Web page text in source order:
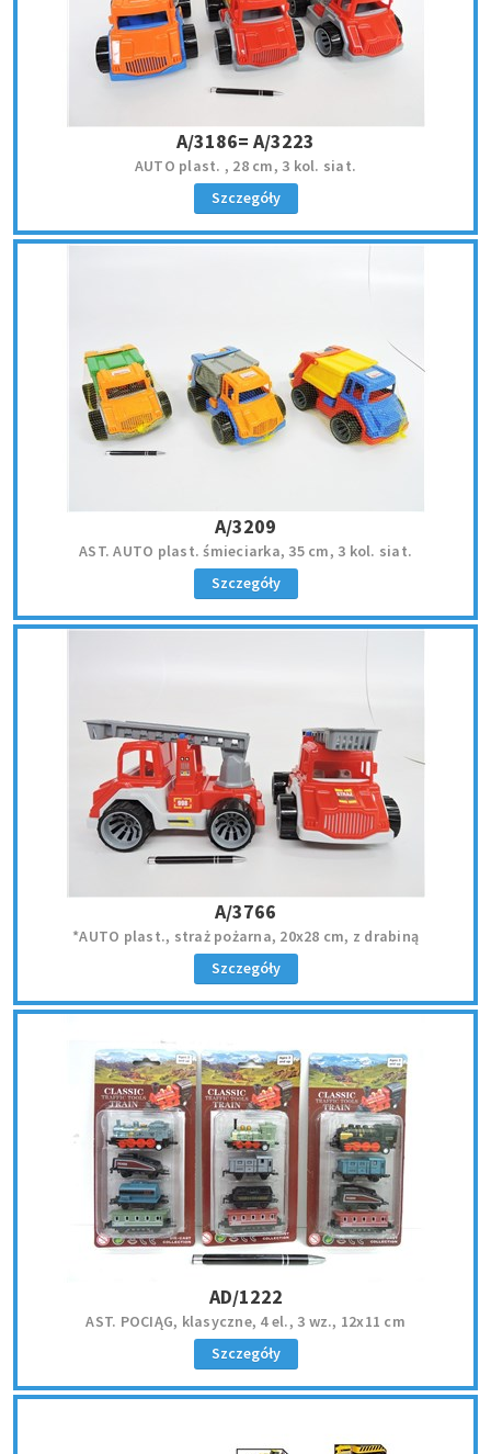
A/3186= A/3223
AUTO plast. , 28 cm, 3 kol. siat.
Szczegóły
A/3209
AST. AUTO plast. śmieciarka, 35 cm, 3 kol. siat.
Szczegóły
A/3766
*AUTO plast., straż pożarna, 20x28 cm, z drabiną
Szczegóły
AD/1222
AST. POCIĄG, klasyczne, 4 el., 3 wz., 12x11 cm
Szczegóły